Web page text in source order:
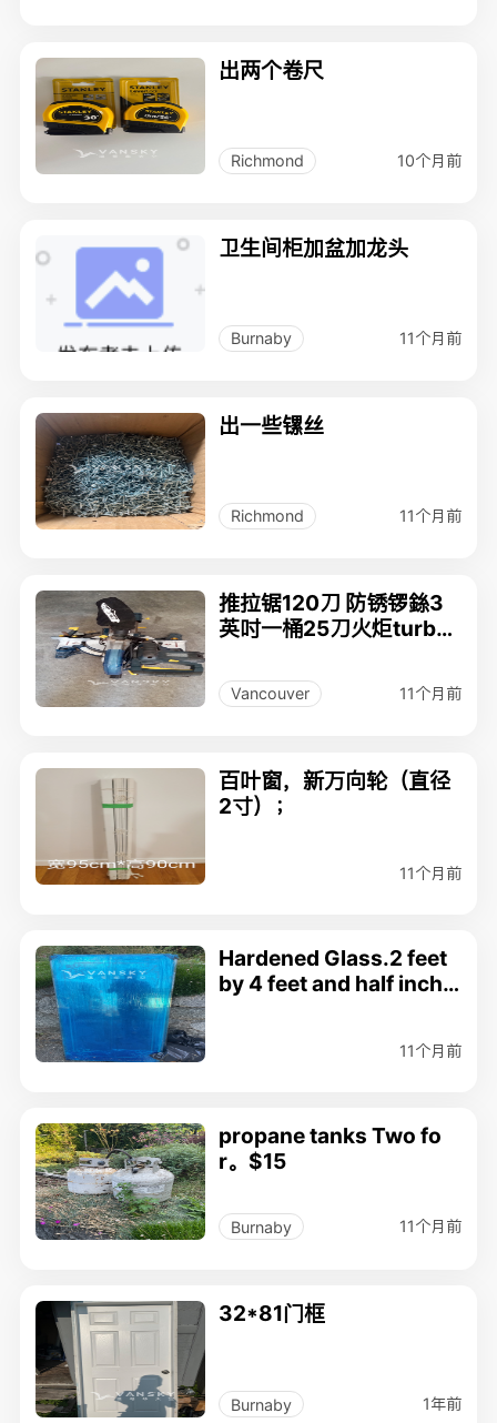
出两个卷尺
Richmond 10个月前
卫生间柜加盆加龙头
Burnaby 11个月前
出一些镙丝
Richmond 11个月前
推拉锯120刀 防锈锣銯3
英吋一桶25刀火炬turbot
Vancouver 11个月前
百叶窗，新万向轮（直径
2寸）；
11个月前
Hardened Glass.2 feet
by 4 feet and half inch t
11个月前
propane tanks Two fo
r。$15
Burnaby 11个月前
32*81门框
Burnaby 1年前